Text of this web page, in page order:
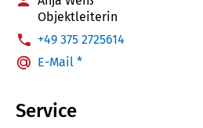
Objektleiterin
:+49 375 2725614
E-Mail *
Service